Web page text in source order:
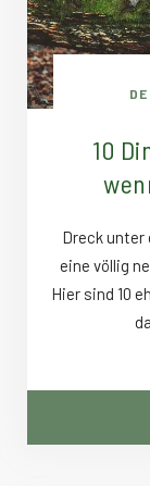
10
Dreck unter
eine völlig
Hier sind 10